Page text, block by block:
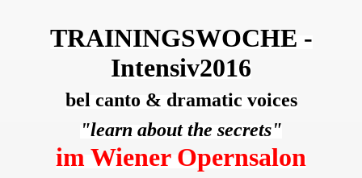
TRAININGSWOCHE -
Intensiv2016
bel canto & dramatic voices
"learn about the secrets"
im Wiener Opernsalon